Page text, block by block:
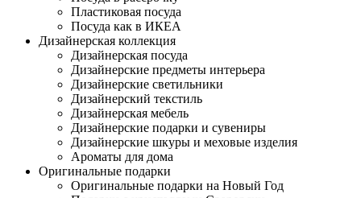
Пластиковая посуда
Посуда как в ИКЕА
Дизайнерская коллекция
Дизайнерская посуда
Дизайнерские предметы интерьера
Дизайнерские светильники
Дизайнерский текстиль
Дизайнерская мебель
Дизайнерские подарки и сувениры
Дизайнерские шкуры и меховые изделия
Ароматы для дома
Оригинальные подарки
Оригинальные подарки на Новый Год